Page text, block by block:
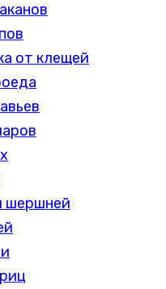
от клещей
шершней